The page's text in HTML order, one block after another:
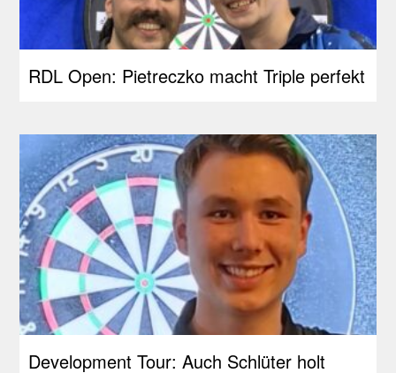
RDL Open: Pietreczko macht Triple perfekt
Development Tour: Auch Schlüter holt